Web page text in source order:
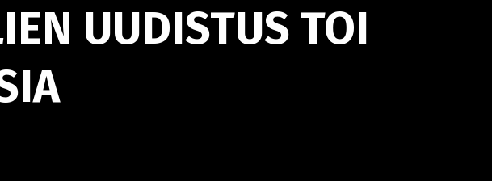
UUDISTUS TOI